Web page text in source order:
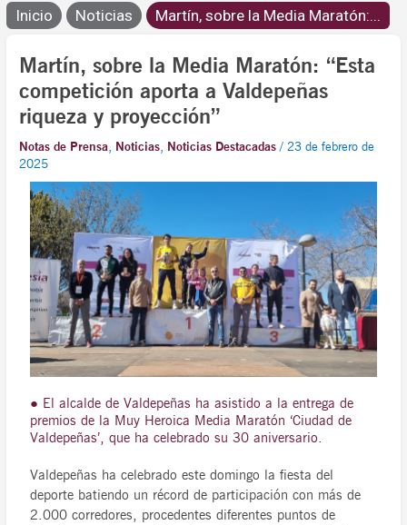
Inicio Noticias Martín, sobre la Media Maratón:...
Martín, sobre la Media Maratón: “Esta
competición aporta a Valdepeñas
riqueza y proyección”
Notas de Prensa, Noticias, Noticias Destacadas /23 de febrero de
2025
● El alcalde de Valdepeñas ha asistido a la entrega de
premios de la Muy Heroica Media Maratón ‘Ciudad de
Valdepeñas’, que ha celebrado su 30 aniversario.
Valdepeñas ha celebrado este domingo la fiesta del
deporte batiendo un récord de participación con más de
2.000 corredores, procedentes diferentes puntos de